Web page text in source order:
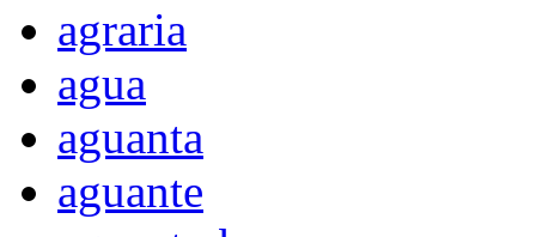
agraria
agua
aguanta
aguante